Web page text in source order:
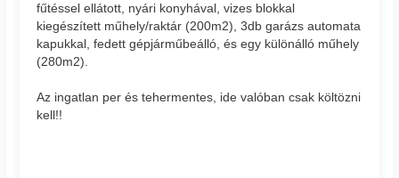
fűtéssel ellátott, nyári konyhával, vizes blokkal
kiegészített műhely/raktár (200m2), 3db garázs automata
kapukkal, fedett gépjárműbeálló, és egy különálló műhely
(280m2).
Az ingatlan per és tehermentes, ide valóban csak költözni
kell!!